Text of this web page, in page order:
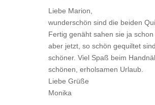
Liebe Marion,
wunderschön sind die beiden
Fertig genäht sahen sie ja
aber jetzt, so schön gequiltet
schöner. Viel Spaß beim
schönen, erholsamen Urlaub.
Liebe Grüße
Monika